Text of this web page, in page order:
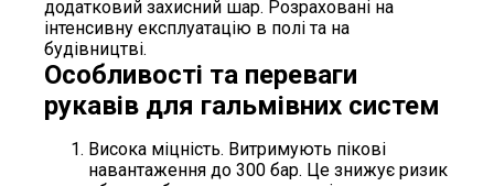
додатковий захисний шар. Розраховані на
інтенсивну експлуатацію в полі та на
будівництві.
Особливості та переваги
рукавів для гальмівних систем
Висока міцність. Витримують пікові
навантаження до 300 бар. Це знижує ризик